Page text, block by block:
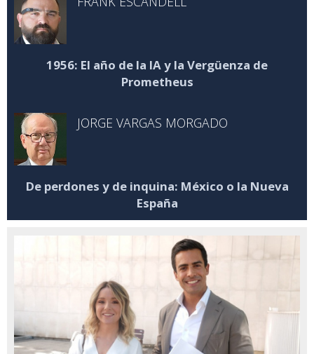
1956: El año de la IA y la Vergüenza de
Prometheus
JORGE VARGAS MORGADO
De perdones y de inquina: México o la Nueva
España